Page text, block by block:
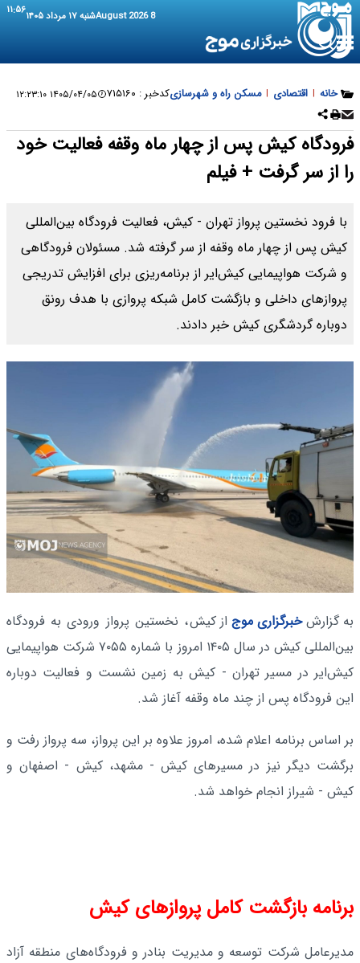
8 August 2026 شنبه ۱۷ مرداد ۱۴۰۵ ۱۱:۵۶
خانه | اقتصادی | مسکن راه و شهرسازیکدخبر : ۷۱۵۱۶۰ ۱۴۰۵/۰۴/۰۵ ۱۲:۲۳:۱۰
فرودگاه کیش پس از چهار ماه وقفه فعالیت خود
را از سر گرفت + فیلم
با فرود نخستین پرواز تهران - کیش، فعالیت فرودگاه بین‌المللی
کیش پس از چهار ماه وقفه از سر گرفته شد. مسئولان فرودگاهی
و شرکت هواپیمایی کیش‌ایر از برنامه‌ریزی برای افزایش تدریجی
پروازهای داخلی و بازگشت کامل شبکه پروازی با هدف رونق
دوباره گردشگری کیش خبر دادند.
به گزارشخبرگزاری موج از کیش، نخستین پرواز ورودی به فرودگاه
بین‌المللی کیش در سال ۱۴۰۵ امروز با شماره ۷۰۵۵ شرکت هواپیمایی
کیش‌ایر در مسیر تهران - کیش به زمین نشست و فعالیت دوباره
این فرودگاه پس از چند ماه وقفه آغاز شد.
بر اساس برنامه اعلام شده، امروز علاوه بر این پرواز، سه پرواز رفت و
برگشت دیگر نیز در مسیرهای کیش - مشهد، کیش - اصفهان و
کیش - شیراز انجام خواهد شد.
برنامه بازگشت کامل پروازهای کیش
مدیرعامل شرکت توسعه و مدیریت بنادر و فرودگاه‌های منطقه آزاد